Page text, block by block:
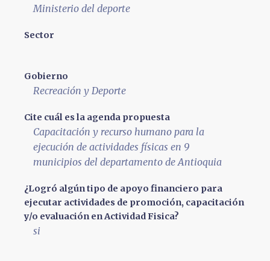
Ministerio del deporte
Sector
Gobierno
Recreación y Deporte
Cite cuál es la agenda propuesta
Capacitación y recurso humano para la
ejecución de actividades físicas en 9
municipios del departamento de Antioquia
¿Logró algún tipo de apoyo financiero para
ejecutar actividades de promoción, capacitación
y/o evaluación en Actividad Fisica?
si